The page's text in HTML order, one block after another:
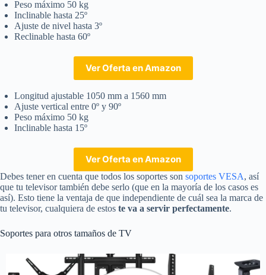
Peso máximo 50 kg
Inclinable hasta 25º
Ajuste de nivel hasta 3º
Reclinable hasta 60º
Ver Oferta en Amazon
Longitud ajustable 1050 mm a 1560 mm
Ajuste vertical entre 0º y 90º
Peso máximo 50 kg
Inclinable hasta 15º
Ver Oferta en Amazon
Debes tener en cuenta que todos los soportes son soportes VESA, así
que tu televisor también debe serlo (que en la mayoría de los casos es
así). Esto tiene la ventaja de que independiente de cuál sea la marca de
tu televisor, cualquiera de estos te va a servir perfectamente.
Soportes para otros tamaños de TV